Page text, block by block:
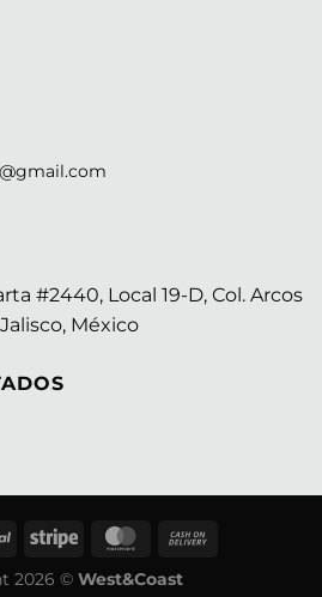
#2440, Local 19-D, Col. Arcos
México
2026 © West&Coast